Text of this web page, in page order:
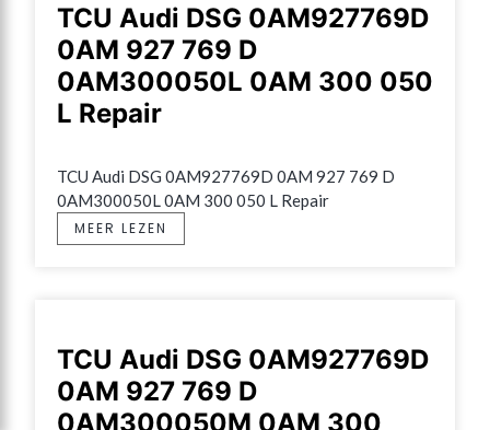
TCU Audi DSG 0AM927769D
0AM 927 769 D
0AM300050L 0AM 300 050
L Repair
TCU Audi DSG 0AM927769D 0AM 927 769 D
0AM300050L 0AM 300 050 L Repair
MEER LEZEN
TCU Audi DSG 0AM927769D
0AM 927 769 D
0AM300050M 0AM 300